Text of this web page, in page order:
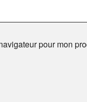
pour mon